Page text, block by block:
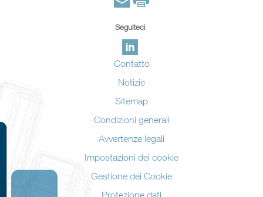
Seguiteci
Contatto
Notizie
Sitemap
Condizioni generali
Avvertenze legali
Impostazioni dei cookie
Gestione dei Cookie
Protezione dati